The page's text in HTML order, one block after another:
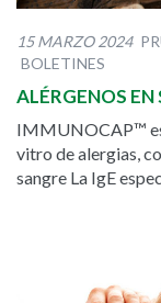
15 MARZO 2024
BOLETINES
ALÉRGENOS EN
IMMUNOCAP™
vitro de alergias,
sangre La IgE